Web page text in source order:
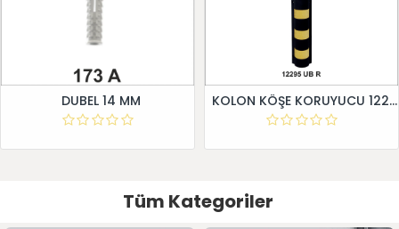
DUBEL 14 MM KOLON KÖŞE KORUYUCU 12295 UB R
Tüm Kategoriler